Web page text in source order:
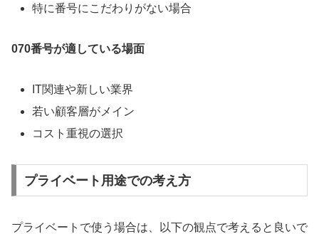
特に番号にこだわりがない場合
070番号が適している場面
IT関連や新しい業界
若い顧客層がメイン
コスト重視の選択
プライベート用途での考え方
プライベートで使う場合は、以下の観点で考えると良いで